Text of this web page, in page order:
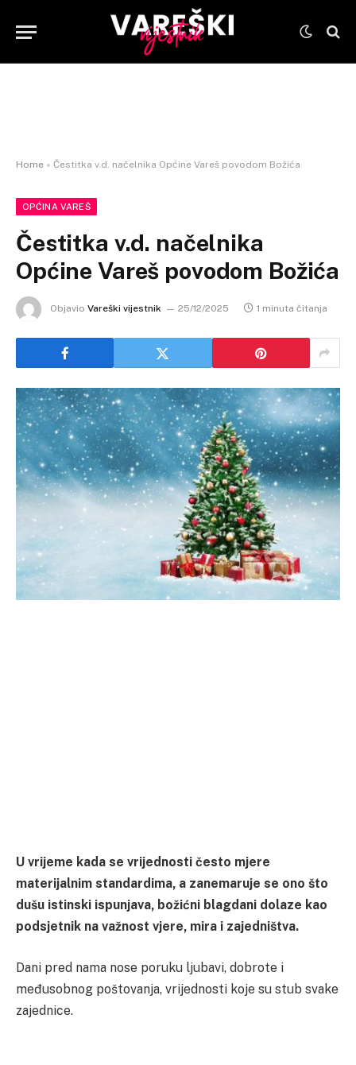
Home » Čestitka v.d. načelnika Općine Vareš povodom Božića
OPĆINA VAREŠ
Čestitka v.d. načelnika
Općine Vareš povodom Božića
Objavio Vareški vijestnik 25/12/2025 1 minuta čitanja
U vrijeme kada se vrijednosti često mjere
materijalnim standardima, a zanemaruje se ono što
dušu istinski ispunjava, božićni blagdani dolaze kao
podsjetnik na važnost vjere, mira i zajedništva.
Dani pred nama nose poruku ljubavi, dobrote i
međusobnog poštovanja, vrijednosti koje su stub svake
zajednice.